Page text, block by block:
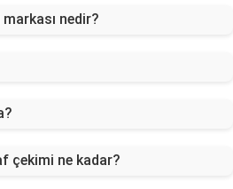
nedir?
çekimi ne kadar?